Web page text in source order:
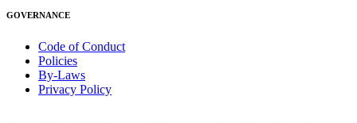
GOVERNANCE
Code of Conduct
Policies
By-Laws
Privacy Policy